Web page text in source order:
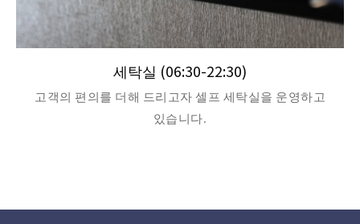
세탁실 (06:30-22:30)
고객의 편의를 더해 드리고자 셀프 세탁실을 운영하고
있습니다.